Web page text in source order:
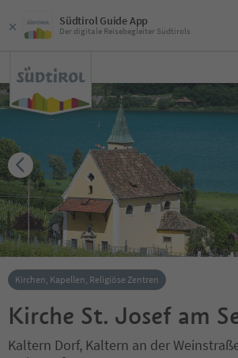
Südtirol Guide App
Der digitale Reisebegleiter Südtirols
Kirchen, Kapellen, Religiöse Zentren
Kirche St. Josef am
Kaltern Dorf, Kaltern an der